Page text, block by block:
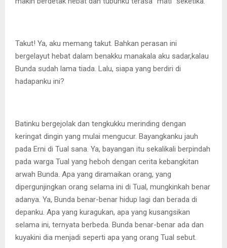
Takut! Ya, aku memang takut. Bahkan perasan ini
bergelayut hebat dalam benakku manakala aku sadar,kalau
Bunda sudah lama tiada. Lalu, siapa yang berdiri di
hadapanku ini?
Batinku bergejolak dan tengkukku merinding dengan
keringat dingin yang mulai mengucur. Bayangkanku jauh
pada Erni di Tual sana. Ya, bayangan itu sekalikali berpindah
pada warga Tual yang heboh dengan cerita kebangkitan
arwah Bunda. Apa yang diramaikan orang, yang
dipergunjingkan orang selama ini di Tual, mungkinkah benar
adanya. Ya, Bunda benar-benar hidup lagi dan berada di
depanku. Apa yang kuragukan, apa yang kusangsikan
selama ini, ternyata berbeda. Bunda benar-benar ada dan
kuyakini dia menjadi seperti apa yang orang Tual sebut.